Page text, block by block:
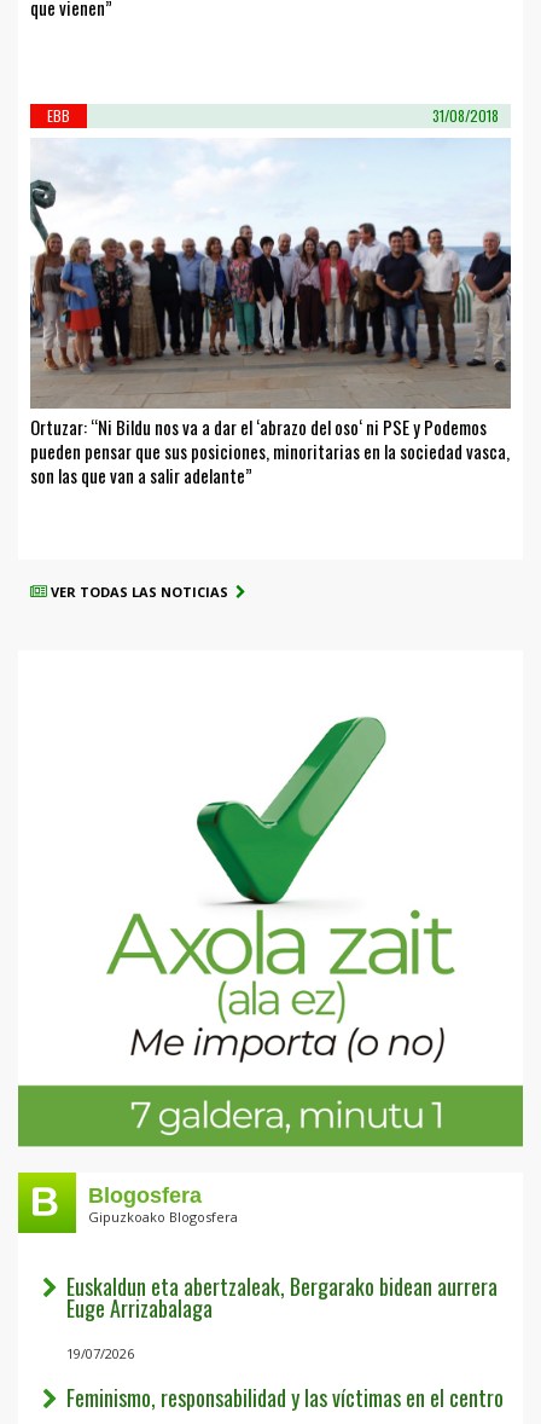
que vienen”
EBB 31/08/2018
Ortuzar: “Ni Bildu nos va a dar el ‘abrazo del oso‘ ni PSE y Podemos
pueden pensar que sus posiciones, minoritarias en la sociedad vasca,
son las que van a salir adelante”
VER TODAS LAS NOTICIAS
Blogosfera
Gipuzkoako Blogosfera
Euskaldun eta abertzaleak, Bergarako bidean aurrera
Euge Arrizabalaga
19/07/2026
Feminismo, responsabilidad y las víctimas en el centro